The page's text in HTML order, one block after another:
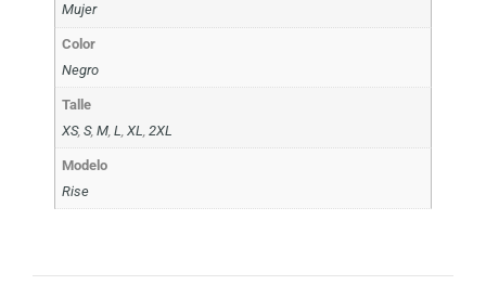
Mujer
Color
Negro
Talle
XS,S,M,L,XL,2XL
Modelo
Rise